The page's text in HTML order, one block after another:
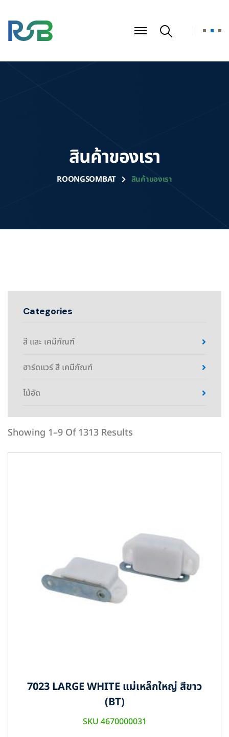
สินค้าของเรา
ROONGSOMBAT สินค้าของเรา
Categories
สี และ เคมีภัณฑ์
ฮาร์ดแวร์ สี เคมีภัณฑ์
ไม้อัด
Showing 1–9 Of 1313 Results
7023 LARGE WHITE แม่เหล็กใหญ่ สีขาว
(BT)
SKU 4670000031